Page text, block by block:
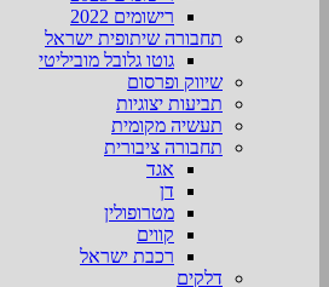
רישומים 2022
תחבורה שיתופית ישראל
גוטו גלובל מוביליטי
שיווק ופרסום
תביעות יצוגיות
תעשיה מקומית
תחבורה ציבורית
אגד
דן
מטרופולין
קווים
רכבת ישראל
דלקים